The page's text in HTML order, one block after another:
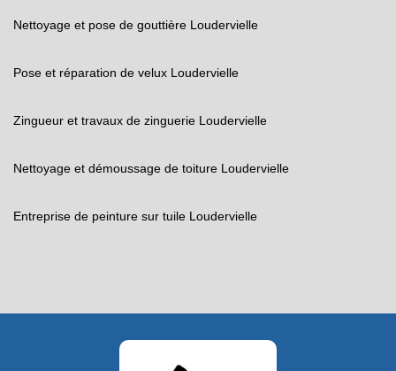
Nettoyage et pose de gouttière Loudervielle
Pose et réparation de velux Loudervielle
Zingueur et travaux de zinguerie Loudervielle
Nettoyage et démoussage de toiture Loudervielle
Entreprise de peinture sur tuile Loudervielle